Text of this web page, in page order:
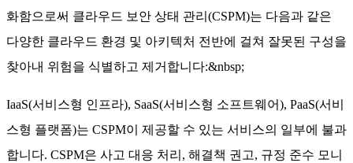
화함으로써 클라우드 보안 상태 관리(CSPM)는 다음과 같은
다양한 클라우드 환경 및 아키텍처 전반에 걸쳐 잘못된 구성을
찾아내 위험을 식별하고 제거합니다:&nbsp;
IaaS(서비스형 인프라), SaaS(서비스형 소프트웨어), PaaS(서비
스형 플랫폼)는 CSPM이 제공할 수 있는 서비스의 일부에 불과
합니다. CSPM은 사고 대응 처리, 해결책 권고, 규정 준수 모니